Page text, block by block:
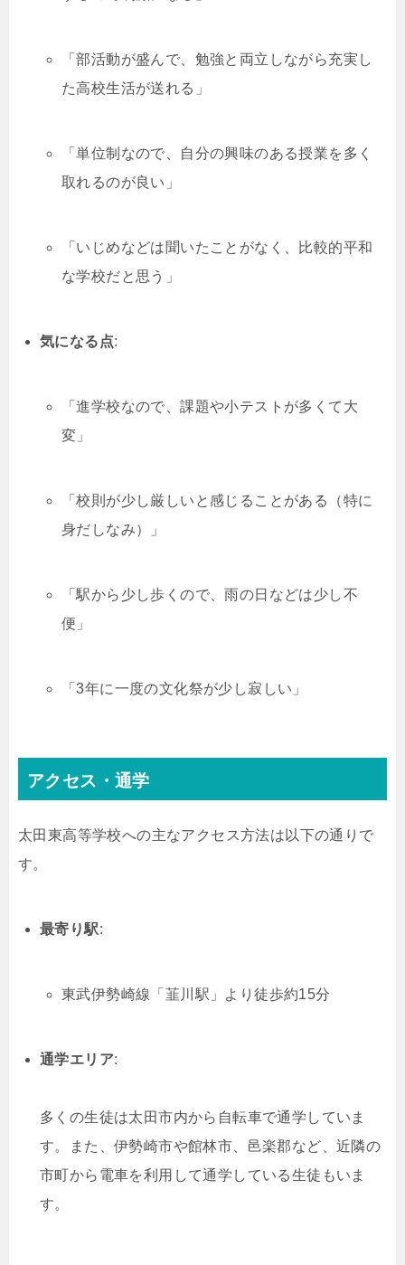
「部活動が盛んで、勉強と両立しながら充実し
た高校生活が送れる」
「単位制なので、自分の興味のある授業を多く
取れるのが良い」
「いじめなどは聞いたことがなく、比較的平和
な学校だと思う」
気になる点:
「進学校なので、課題や小テストが多くて大
変」
「校則が少し厳しいと感じることがある（特に
身だしなみ）」
「駅から少し歩くので、雨の日などは少し不
便」
「3年に一度の文化祭が少し寂しい」
アクセス・通学
太田東高等学校への主なアクセス方法は以下の通りで
す。
最寄り駅:
東武伊勢崎線「韮川駅」より徒歩約15分
通学エリア:
多くの生徒は太田市内から自転車で通学していま
す。また、伊勢崎市や館林市、邑楽郡など、近隣の
市町から電車を利用して通学している生徒もいま
す。